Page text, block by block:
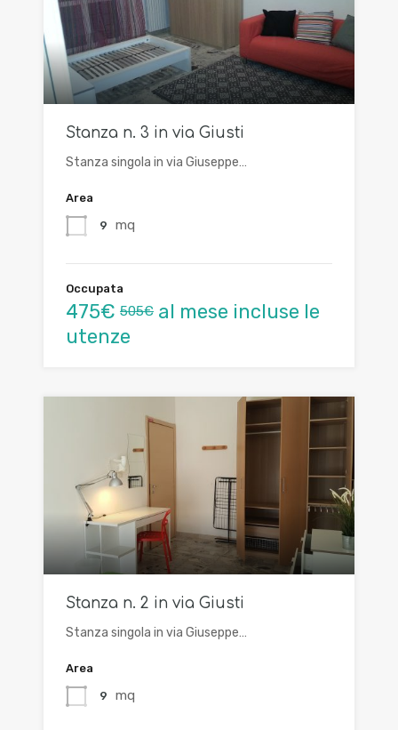
Stanza n. 3 in via Giusti
Stanza singola in via Giuseppe…
Area
9 mq
Occupata
475€ 505€ al mese incluse le
utenze
Stanza n. 2 in via Giusti
Stanza singola in via Giuseppe…
Area
9 mq